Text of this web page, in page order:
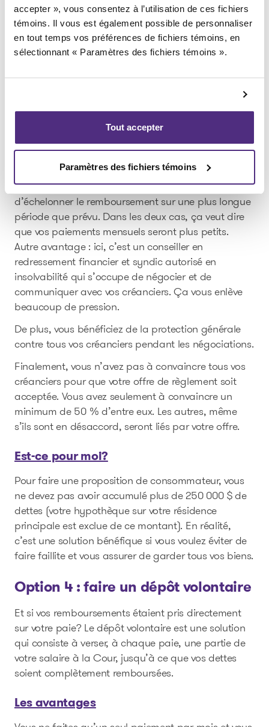
accepter », vous consentez à l’utilisation de ces fichiers
témoins. Il vous est également possible de personnaliser
en tout temps vos préférences de fichiers témoins, en
sélectionnant « Paramètres des fichiers témoins ».
Tout accepter
Paramètres des fichiers témoins
Option 3 : faire une proposition de
consommateur
Les avantages
La proposition de consommateur vous permet de ne
rembourser qu’une partie de vos dettes ou encore
d’échelonner le remboursement sur une plus longue
période que prévu. Dans les deux cas, ça veut dire
que vos paiements mensuels seront plus petits.
Autre avantage : ici, c’est un conseiller en
redressement financier et syndic autorisé en
insolvabilité qui s’occupe de négocier et de
communiquer avec vos créanciers. Ça vous enlève
beaucoup de pression.
De plus, vous bénéficiez de la protection générale
contre tous vos créanciers pendant les négociations.
Finalement, vous n’avez pas à convaincre tous vos
créanciers pour que votre offre de règlement soit
acceptée. Vous avez seulement à convaincre un
minimum de 50 % d’entre eux. Les autres, même
s’ils sont en désaccord, seront liés par votre offre.
Est-ce pour moi?
Pour faire une proposition de consommateur, vous
ne devez pas avoir accumulé plus de 250 000 $ de
dettes (votre hypothèque sur votre résidence
principale est exclue de ce montant). En réalité,
c’est une solution bénéfique si vous voulez éviter de
faire faillite et vous assurer de garder tous vos biens.
Option 4 : faire un dépôt volontaire
Et si vos remboursements étaient pris directement
sur votre paie? Le dépôt volontaire est une solution
qui consiste à verser, à chaque paie, une partie de
votre salaire à la Cour, jusqu’à ce que vos dettes
soient complètement remboursées.
Les avantages